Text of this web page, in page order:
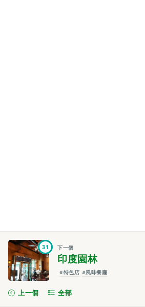
31 下一個
印度園林
#特色店 #風味餐廳
上一個 全部